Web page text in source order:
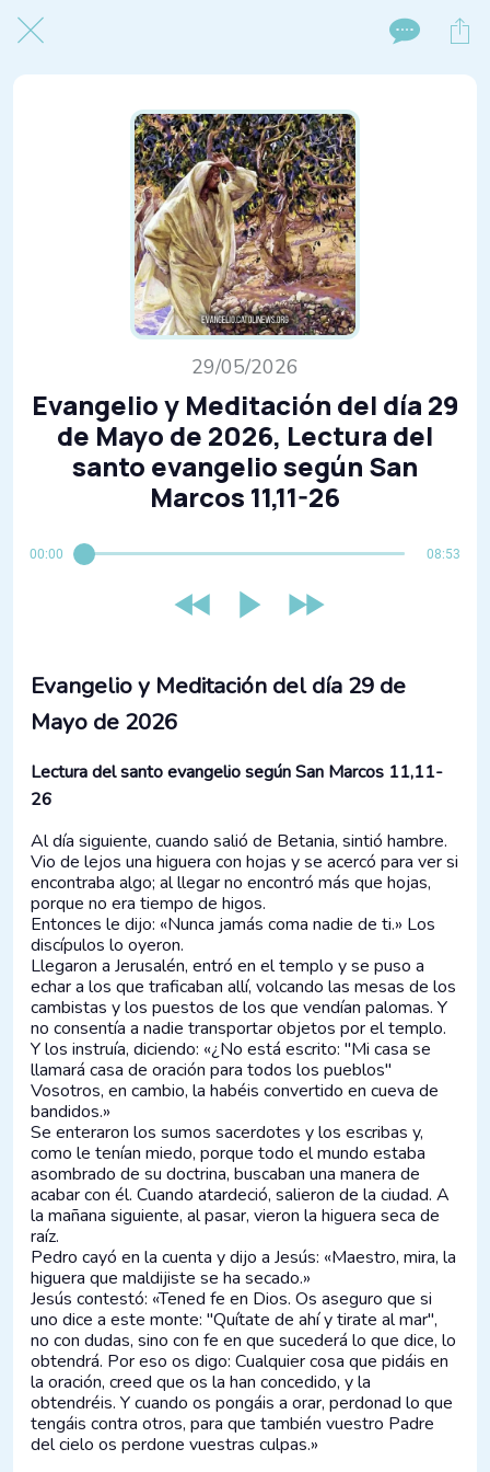
29/05/2026
Evangelio y Meditación del día 29
de Mayo de 2026, Lectura del
santo evangelio según San
Marcos 11,11-26
00:00 08:53
Evangelio y Meditación del día 29 de
Mayo de 2026
Lectura del santo evangelio según San Marcos 11,11-
26
Al día siguiente, cuando salió de Betania, sintió hambre.
Vio de lejos una higuera con hojas y se acercó para ver si
encontraba algo; al llegar no encontró más que hojas,
porque no era tiempo de higos.
Entonces le dijo: «Nunca jamás coma nadie de ti.» Los
discípulos lo oyeron.
Llegaron a Jerusalén, entró en el templo y se puso a
echar a los que traficaban allí, volcando las mesas de los
cambistas y los puestos de los que vendían palomas. Y
no consentía a nadie transportar objetos por el templo.
Y los instruía, diciendo: «¿No está escrito: "Mi casa se
llamará casa de oración para todos los pueblos"
Vosotros, en cambio, la habéis convertido en cueva de
bandidos.»
Se enteraron los sumos sacerdotes y los escribas y,
como le tenían miedo, porque todo el mundo estaba
asombrado de su doctrina, buscaban una manera de
acabar con él. Cuando atardeció, salieron de la ciudad. A
la mañana siguiente, al pasar, vieron la higuera seca de
raíz.
Pedro cayó en la cuenta y dijo a Jesús: «Maestro, mira, la
higuera que maldijiste se ha secado.»
Jesús contestó: «Tened fe en Dios. Os aseguro que si
uno dice a este monte: "Quítate de ahí y tirate al mar",
no con dudas, sino con fe en que sucederá lo que dice, lo
obtendrá. Por eso os digo: Cualquier cosa que pidáis en
la oración, creed que os la han concedido, y la
obtendréis. Y cuando os pongáis a orar, perdonad lo que
tengáis contra otros, para que también vuestro Padre
del cielo os perdone vuestras culpas.»